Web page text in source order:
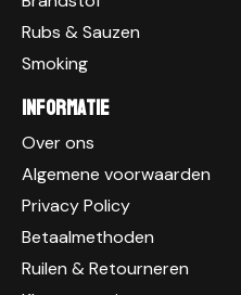
Rubs & Sauzen
Smoking
Informatie
Over ons
Algemene voorwaarden
Privacy Policy
Betaalmethoden
Ruilen & Retourneren